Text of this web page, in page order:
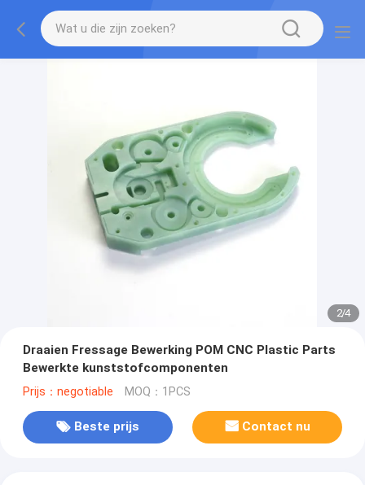
2/4
Draaien Fressage Bewerking POM CNC Plastic Parts
Bewerkte kunststofcomponenten
Prijs：negotiable MOQ：1PCS
Beste prijs Contact nu